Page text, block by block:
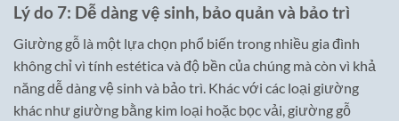
Lý do 7: Dễ dàng vệ sinh, bảo quản và bảo trì
Giường gỗ là một lựa chọn phổ biến trong nhiều gia đình
không chỉ vì tính estética và độ bền của chúng mà còn vì khả
năng dễ dàng vệ sinh và bảo trì. Khác với các loại giường
khác như giường bằng kim loại hoặc bọc vải, giường gỗ